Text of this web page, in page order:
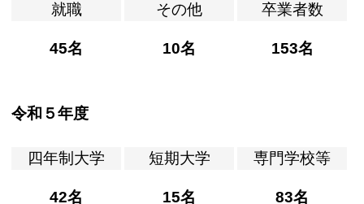
就職
45名
その他
10名
卒業者数
153名
令和５年度
四年制大学
42名
短期大学
15名
専門学校等
83名